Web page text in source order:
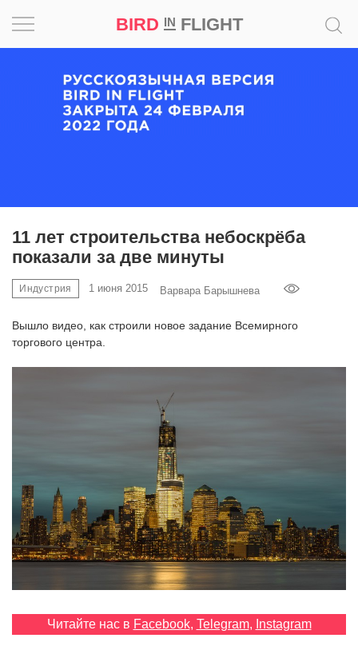
BIRD INFLIGHT
11 лет строительства небоскрёба
показали за две минуты
Индустрия 1 июня 2015 Варвара Барышнева
Вышло видео, как строили новое задание Всемирного
торгового центра.
Читайте нас в Facebook, Telegram, Instagram